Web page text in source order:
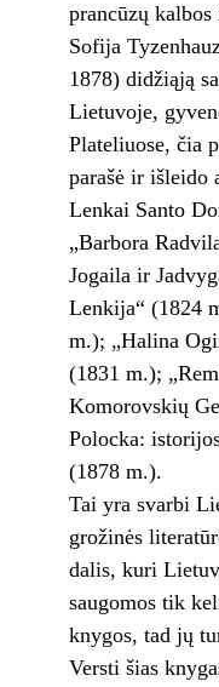
prancūzų
Sofija
1878) didžiąją
Lietuvoje,
Plateliuose, čia
parašė ir išleido
Lenkai Santo
„Barbora
Jogaila ir
Lenkija“ (1824
m.); „Halina
(1831 m.);
Komorovskių
Polocka:
(1878 m.).
Tai yra svarbi
grožinės
dalis, kuri
saugomos tik
knygos, tad jų
Versti šias